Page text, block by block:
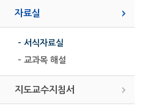
자료실
- 서식자료실
- 교과목 해설
지도교수지침서